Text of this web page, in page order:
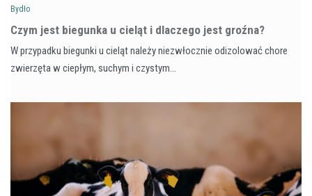
Bydło
Czym jest biegunka u cieląt i dlaczego jest groźna?
W przypadku biegunki u cieląt należy niezwłocznie odizolować chore
zwierzęta w ciepłym, suchym i czystym…